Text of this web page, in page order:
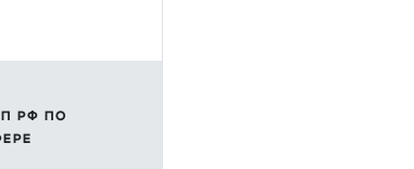
РФ ПО